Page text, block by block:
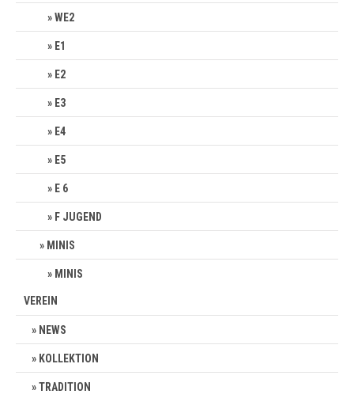
WE2
E1
E2
E3
E4
E5
E 6
F JUGEND
MINIS
MINIS
VEREIN
NEWS
KOLLEKTION
TRADITION